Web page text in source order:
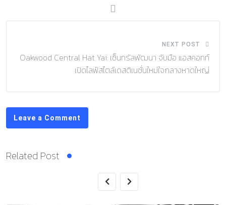
NEXT POST
Oakwood Central Hat Yai: เซ็นทรัลพัฒนา จับมือ แอสคอทท์
เปิดไลฟ์สไตล์เดสติเนชั่นใหม่ใจกลางหาดใหญ่
Leave a Comment
Related Post